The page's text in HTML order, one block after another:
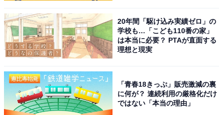
20年間「駆け込み実績ゼロ」の
学校も…「こども110番の家」
は本当に必要？ PTAが直面する
理想と現実
「青春18きっぷ」販売激減の裏
に何が？ 連続利用の厳格化だけ
ではない「本当の理由」